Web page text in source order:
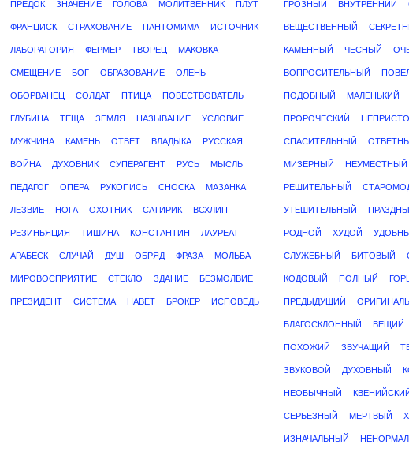
ПРЕДОК ЗНАЧЕНИЕ ГОЛОВА МОЛИТВЕННИК ПЛУТ
ФРАНЦИСК СТРАХОВАНИЕ ПАНТОМИМА ИСТОЧНИК
ЛАБОРАТОРИЯ ФЕРМЕР ТВОРЕЦ МАКОВКА
СМЕЩЕНИЕ БОГ ОБРАЗОВАНИЕ ОЛЕНЬ
ОБОРВАНЕЦ СОЛДАТ ПТИЦА ПОВЕСТВОВАТЕЛЬ
ГЛУБИНА ТЕЩА ЗЕМЛЯ НАЗЫВАНИЕ УСЛОВИЕ
МУЖЧИНА КАМЕНЬ ОТВЕТ ВЛАДЫКА РУССКАЯ
ВОЙНА ДУХОВНИК СУПЕРАГЕНТ РУСЬ МЫСЛЬ
ПЕДАГОГ ОПЕРА РУКОПИСЬ СНОСКА МАЗАНКА
ЛЕЗВИЕ НОГА ОХОТНИК САТИРИК ВСХЛИП
РЕЗИНЬЯЦИЯ ТИШИНА КОНСТАНТИН ЛАУРЕАТ
АРАБЕСК СЛУЧАЙ ДУШ ОБРЯД ФРАЗА МОЛЬБА
МИРОВОСПРИЯТИЕ СТЕКЛО ЗДАНИЕ БЕЗМОЛВИЕ
ПРЕЗИДЕНТ СИСТЕМА НАВЕТ БРОКЕР ИСПОВЕДЬ
ГРОЗНЫЙ ВНУТРЕННИЙ
ВЕЩЕСТВЕННЫЙ
КАМЕННЫЙ ЧЕСНЫЙ
ВОПРОСИТЕЛЬНЫЙ
ПОДОБНЫЙ МАЛЕНЬКИЙ
ПРОРОЧЕСКИЙ
СПАСИТЕЛЬНЫЙ
МИЗЕРНЫЙ НЕУМЕСТНЫЙ
РЕШИТЕЛЬНЫЙ
УТЕШИТЕЛЬНЫЙ
РОДНОЙ ХУДОЙ
СЛУЖЕБНЫЙ БИТОВЫЙ
КОДОВЫЙ ПОЛНЫЙ
ПРЕДЫДУЩИЙ
БЛАГОСКЛОННЫЙ ВЕЩИЙ
ПОХОЖИЙ ЗВУЧАЩИЙ
ЗВУКОВОЙ ДУХОВНЫЙ
НЕОБЫЧНЫЙ
СЕРЬЕЗНЫЙ МЕРТВЫЙ
ИЗНАЧАЛЬНЫЙ